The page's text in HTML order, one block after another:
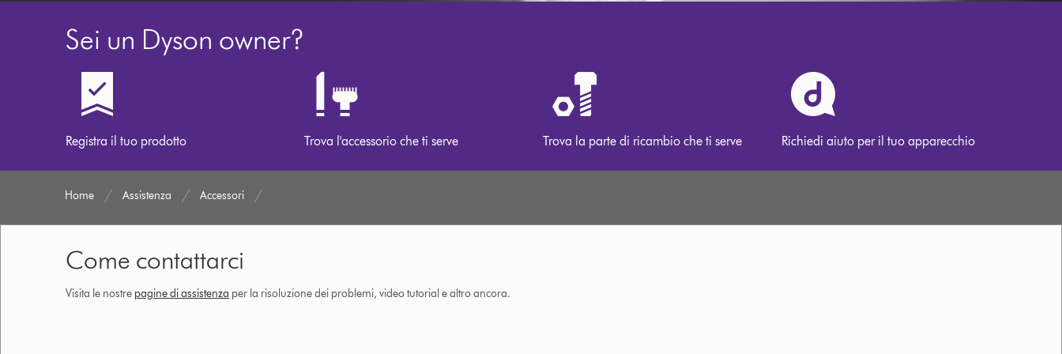
Sei un Dyson owner?
Registra il tuo prodotto Trova l'accessorio che ti serve Trova la parte di ricambio che ti serve Richiedi aiuto per il tuo apparecchio
Home Assistenza Accessori
Come contattarci
Visita le nostre pagine di assistenza per la risoluzione dei problemi, video tutorial e altro ancora.